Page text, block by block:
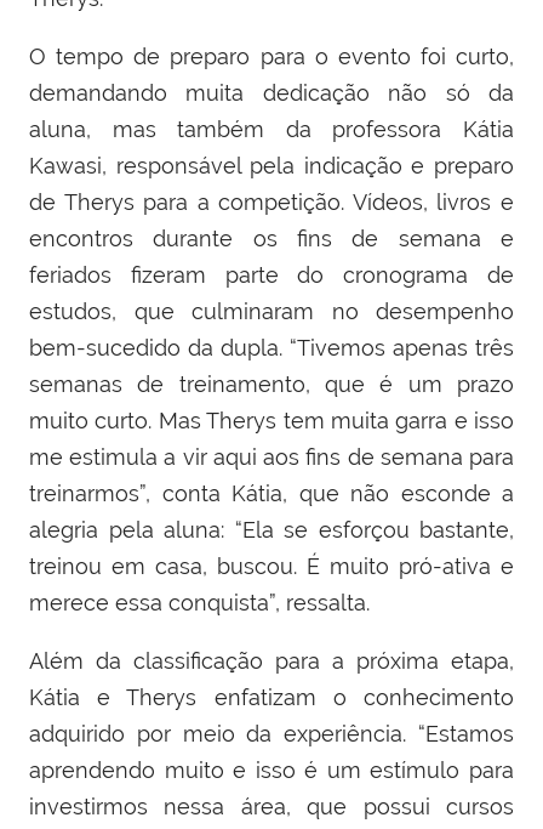
O tempo de preparo para o evento foi curto,
demandando muita dedicação não só da
aluna, mas também da professora Kátia
Kawasi, responsável pela indicação e preparo
de Therys para a competição. Vídeos, livros e
encontros durante os fins de semana e
feriados fizeram parte do cronograma de
estudos, que culminaram no desempenho
bem-sucedido da dupla. “Tivemos apenas três
semanas de treinamento, que é um prazo
muito curto. MasTherys tem muita garra e isso
me estimula a vir aqui aos fins de semana para
treinarmos”, conta Kátia, que não esconde a
alegria pela aluna: “Ela se esforçou bastante,
treinou em casa, buscou. É muito pró-ativa e
merece essa conquista”, ressalta.
Além da classificação para a próxima etapa,
Kátia e Therys enfatizam o conhecimento
adquirido por meio da experiência. “Estamos
aprendendo muito e isso é um estímulo para
investirmos nessa área, que possui cursos